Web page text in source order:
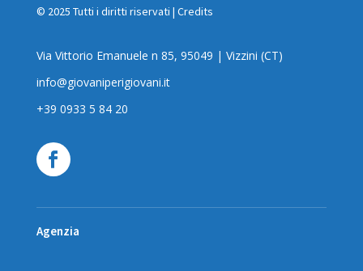
© 2025 Tutti i diritti riservati | Credits
Via Vittorio Emanuele n 85, 95049 | Vizzini (CT)
info@giovaniperigiovani.it
+39 0933 5 84 20
Agenzia